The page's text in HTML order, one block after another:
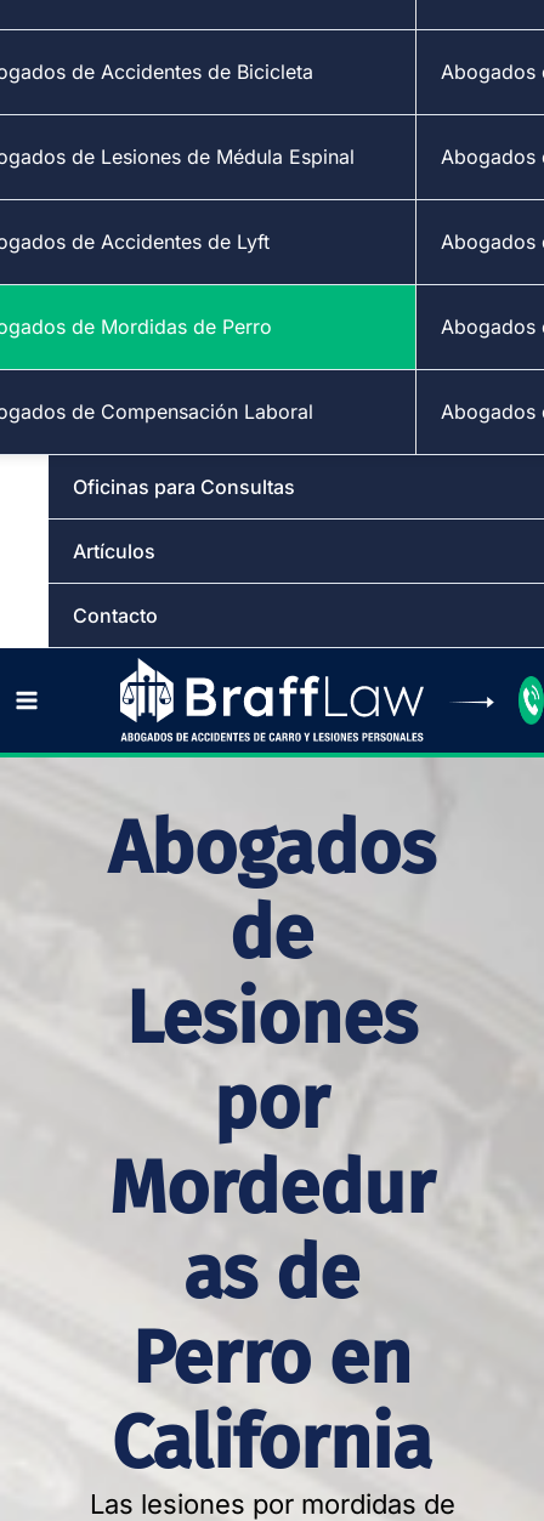
de Accidentes de Bicicleta Abogados
de Lesiones de Médula Espinal Abogados
de Accidentes de Lyft Abogados
de Mordidas de Perro Abogados
de Compensación Laboral Abogados
Oficinas para Consultas
Artículos
Contacto
Abogados
de
Lesiones
por
Mordedur
as de
Perro en
California
Las lesiones por mordidas de